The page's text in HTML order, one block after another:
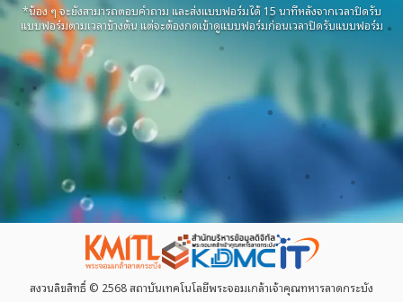
*น้อง ๆ จะยังสามารถตอบคำถาม และส่งแบบฟอร์มได้ 15 นาทีหลังจากเวลาปิดรับ
แบบฟอร์มตามเวลาข้างต้น แต่จะต้องกดเข้าดูแบบฟอร์มก่อนเวลาปิดรับแบบฟอร์ม
สงวนลิขสิทธิ์ © 2568 สถาบันเทคโนโลยีพระจอมเกล้าเจ้าคุณทหารลาดกระบัง